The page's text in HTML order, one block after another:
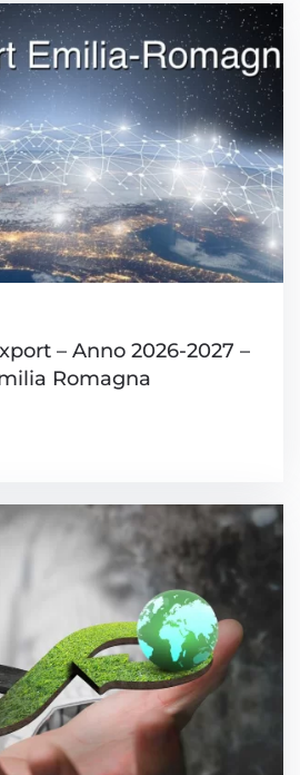
– Anno 2026-2027 –
Romagna